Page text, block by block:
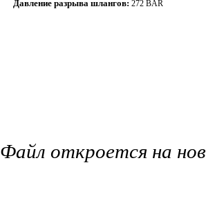
Давление разрыва шлангов: 272 BAR
Файл откроется на